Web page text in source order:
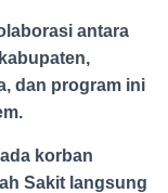
antara
dan program ini
korban
Sakit langsung